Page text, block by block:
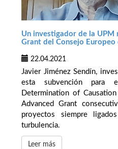
Un investigador de la UPM
Grant del Consejo Europeo
22.04.2021
Javier Jiménez Sendín,
esta subvención para
Determination of
Advanced Grant
proyectos siempre
turbulencia.
Leer más